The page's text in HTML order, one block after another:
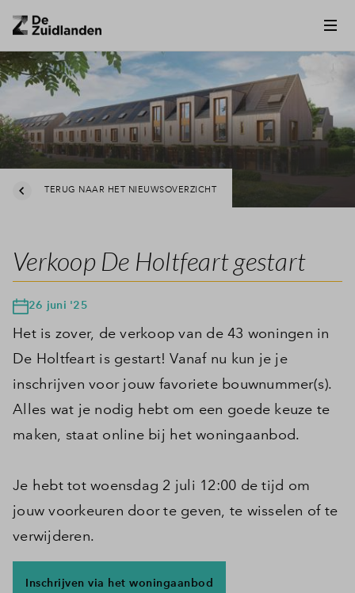
TERUG NAAR HET NIEUWSOVERZICHT
Verkoop De Holtfeart gestart
26 juni '25
Het is zover, de verkoop van de 43 woningen in
De Holtfeart is gestart! Vanaf nu kun je je
inschrijven voor jouw favoriete bouwnummer(s).
Alles wat je nodig hebt om een goede keuze te
maken, staat online bij het woningaanbod.
Je hebt tot woensdag 2 juli 12:00 de tijd om
jouw voorkeuren door te geven, te wisselen of te
verwijderen.
Inschrijven via het woningaanbod